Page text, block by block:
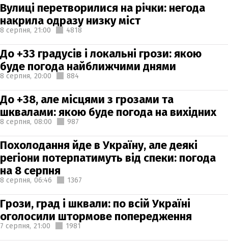
Вулиці перетворилися на річки: негода
накрила одразу низку міст
8 серпня, 21:00 4818
До +33 градусів і локальні грози: якою
буде погода найближчими днями
8 серпня, 20:00 884
До +38, але місцями з грозами та
шквалами: якою буде погода на вихідних
8 серпня, 08:00 987
Похолодання йде в Україну, але деякі
регіони потерпатимуть від спеки: погода
на 8 серпня
8 серпня, 06:46 1367
Грози, град і шквали: по всій Україні
оголосили штормове попередження
7 серпня, 21:00 1981